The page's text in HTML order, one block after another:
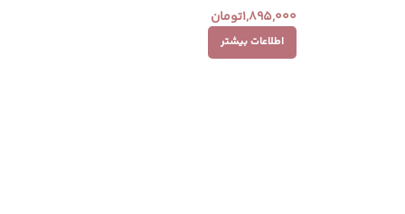
1,895,000تومان
اطلاعات بیشتر